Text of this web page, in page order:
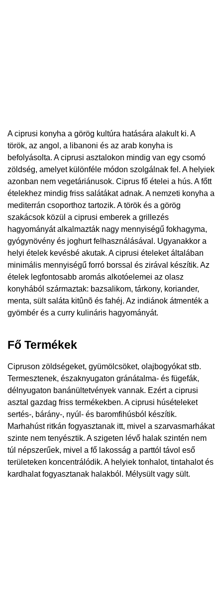
A ciprusi konyha a görög kultúra hatására alakult ki. A
török, az angol, a libanoni és az arab konyha is
befolyásolta. A ciprusi asztalokon mindig van egy csomó
zöldség, amelyet különféle módon szolgálnak fel. A helyiek
azonban nem vegetáriánusok. Ciprus fő ételei a hús. A főtt
ételekhez mindig friss salátákat adnak. A nemzeti konyha a
mediterrán csoporthoz tartozik. A török ​​és a görög
szakácsok közül a ciprusi emberek a grillezés
hagyományát alkalmazták nagy mennyiségű fokhagyma,
gyógynövény és joghurt felhasználásával. Ugyanakkor a
helyi ételek kevésbé akutak. A ciprusi ételeket általában
minimális mennyiségű forró borssal és zirával készítik. Az
ételek legfontosabb aromás alkotóelemei az olasz
konyhából származtak: bazsalikom, tárkony, koriander,
menta, sült saláta kitûnõ és fahéj. Az indiánok átmenték a
gyömbér és a curry kulináris hagyományát.
Fő Termékek
Cipruson zöldségeket, gyümölcsöket, olajbogyókat stb.
Termesztenek, északnyugaton gránátalma- és fügefák,
délnyugaton banánültetvények vannak. Ezért a ciprusi
asztal gazdag friss termékekben. A ciprusi húsételeket
sertés-, bárány-, nyúl- és baromfihúsból készítik.
Marhahúst ritkán fogyasztanak itt, mivel a szarvasmarhákat
szinte nem tenyésztik. A szigeten lévő halak szintén nem
túl népszerűek, mivel a fő lakosság a parttól távol eső
területeken koncentrálódik. A helyiek tonhalot, tintahalot és
kardhalat fogyasztanak halakból. Mélysült vagy sült.